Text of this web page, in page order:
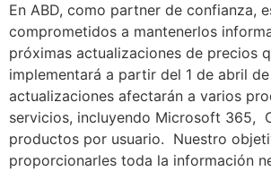
En ABD, como partner de confianza,
comprometidos a mantenerlos
próximas actualizaciones de precios
implementará a partir del 1 de abril
actualizaciones afectarán a varios
servicios, incluyendo Microsoft 365,
productos por usuario. Nuestro
proporcionarles toda la información